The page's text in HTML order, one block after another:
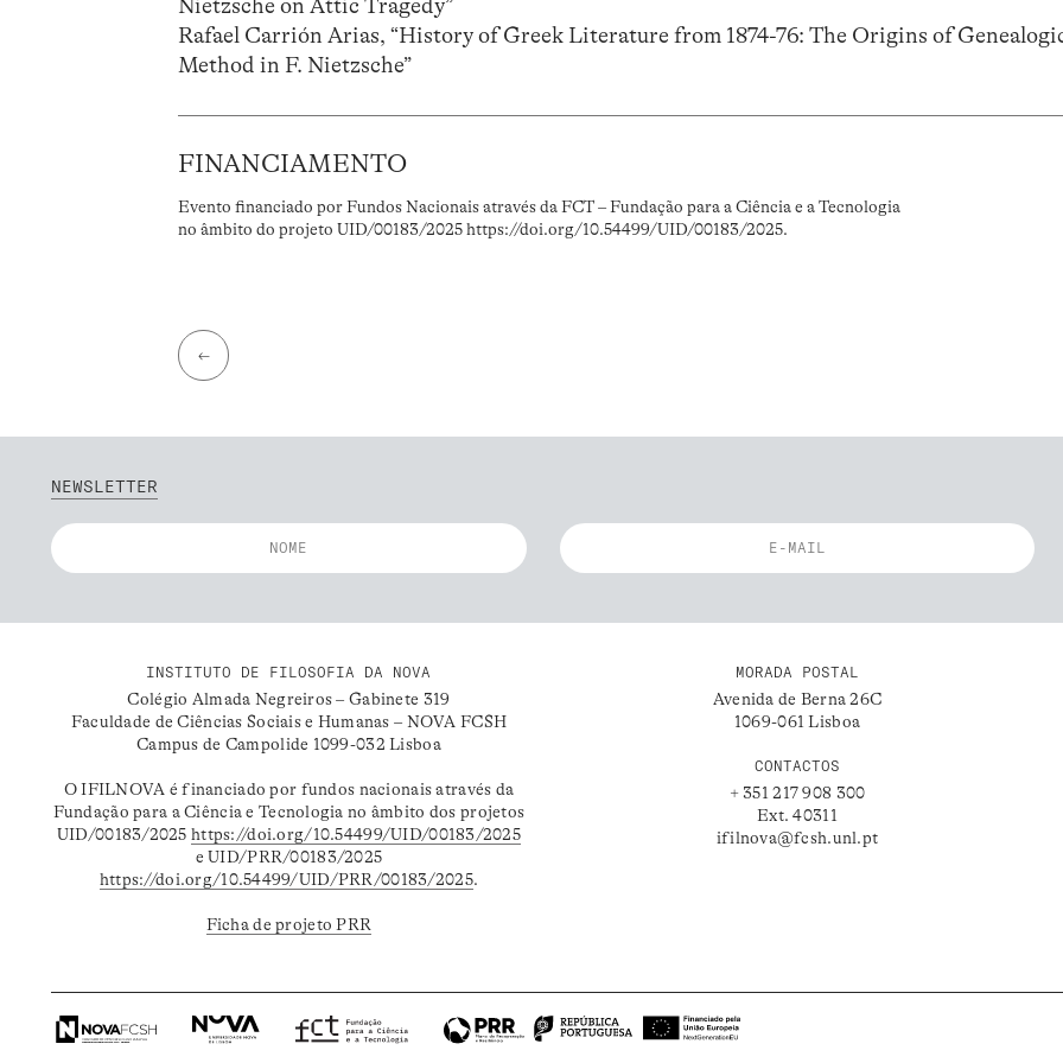
Nietzsche on Attic Tragedy”
Rafael Carrión Arias, “History of Greek Literature from 1874-76: The Origins of
Method in F. Nietzsche”
FINANCIAMENTO
Evento financiado por Fundos Nacionais através da FCT – Fundação para a Ciência e a Tecnologia
no âmbito do projeto UID/00183/2025 https://doi.org/10.54499/UID/00183/2025.
←
NEWSLETTER
INSTITUTO DE FILOSOFIA DA NOVA
Colégio Almada Negreiros – Gabinete 319
Faculdade de Ciências Sociais e Humanas – NOVA FCSH
Campus de Campolide 1099-032 Lisboa
O IFILNOVA é financiado por fundos nacionais através da
Fundação para a Ciência e Tecnologia no âmbito dos projetos
UID/00183/2025https://doi.org/10.54499/UID/00183/2025
e UID/PRR/00183/2025
https://doi.org/10.54499/UID/PRR/00183/2025.
Ficha de projeto PRR
MORADA POSTAL
Avenida de Berna 26C
1069-061 Lisboa
CONTACTOS
+ 351 217 908 300
Ext. 40311
ifilnova@fcsh.unl.pt